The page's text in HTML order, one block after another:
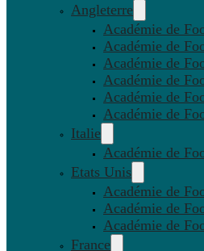
Angleterre
Académie de
Académie de
Académie de
Académie de
Académie de
Académie de
Italie
Académie de
Etats Unis
Académie de
Académie de
Académie de
France